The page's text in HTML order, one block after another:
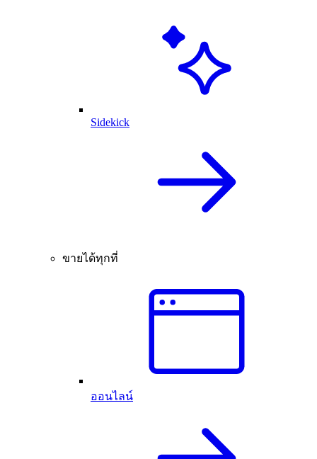
Sidekick
ขายได้ทุกที่
ออนไลน์